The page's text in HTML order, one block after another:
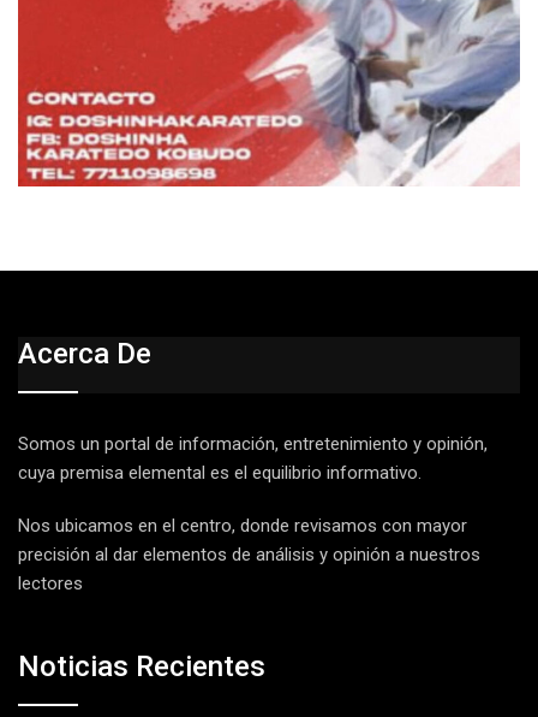
Acerca De
Somos un portal de información, entretenimiento y opinión,
cuya premisa elemental es el equilibrio informativo.
Nos ubicamos en el centro, donde revisamos con mayor
precisión al dar elementos de análisis y opinión a nuestros
lectores
Noticias Recientes